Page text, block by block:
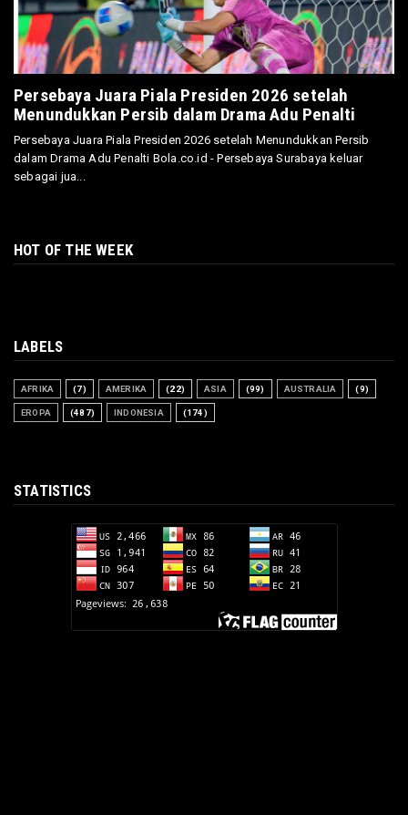
Persebaya Juara Piala Presiden 2026 setelah
Menundukkan Persib dalam Drama Adu Penalti
Persebaya Juara Piala Presiden 2026 setelah Menundukkan Persib
dalam Drama Adu Penalti Bola.co.id - Persebaya Surabaya keluar
sebagai jua...
HOT OF THE WEEK
LABELS
AFRIKA (7) AMERIKA (22) ASIA (99) AUSTRALIA (9)
EROPA (487) INDONESIA (174)
STATISTICS